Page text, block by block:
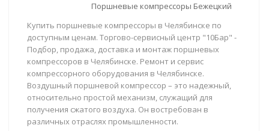
Поршневые компрессоры Бежецкий
Купить поршневые компрессоры в Челябинске по
доступным ценам. Торгово-сервисный центр "10Бар" -
Подбор, продажа, доставка и монтаж поршневых
компрессоров в Челябинске. Ремонт и сервис
компрессорного оборудования в Челябинске.
Воздушный поршневой компрессор – это надежный,
относительно простой механизм, служащий для
получения сжатого воздуха. Он востребован в
различных отраслях промышленности.